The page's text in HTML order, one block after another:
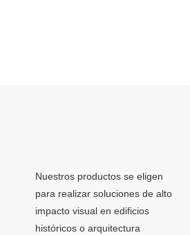
Nuestros productos se eligen
para realizar soluciones de alto
impacto visual en edificios
históricos o arquitectura